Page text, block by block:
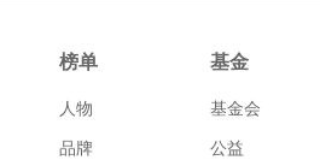
榜单
人物
品牌
基金
基金会
公益